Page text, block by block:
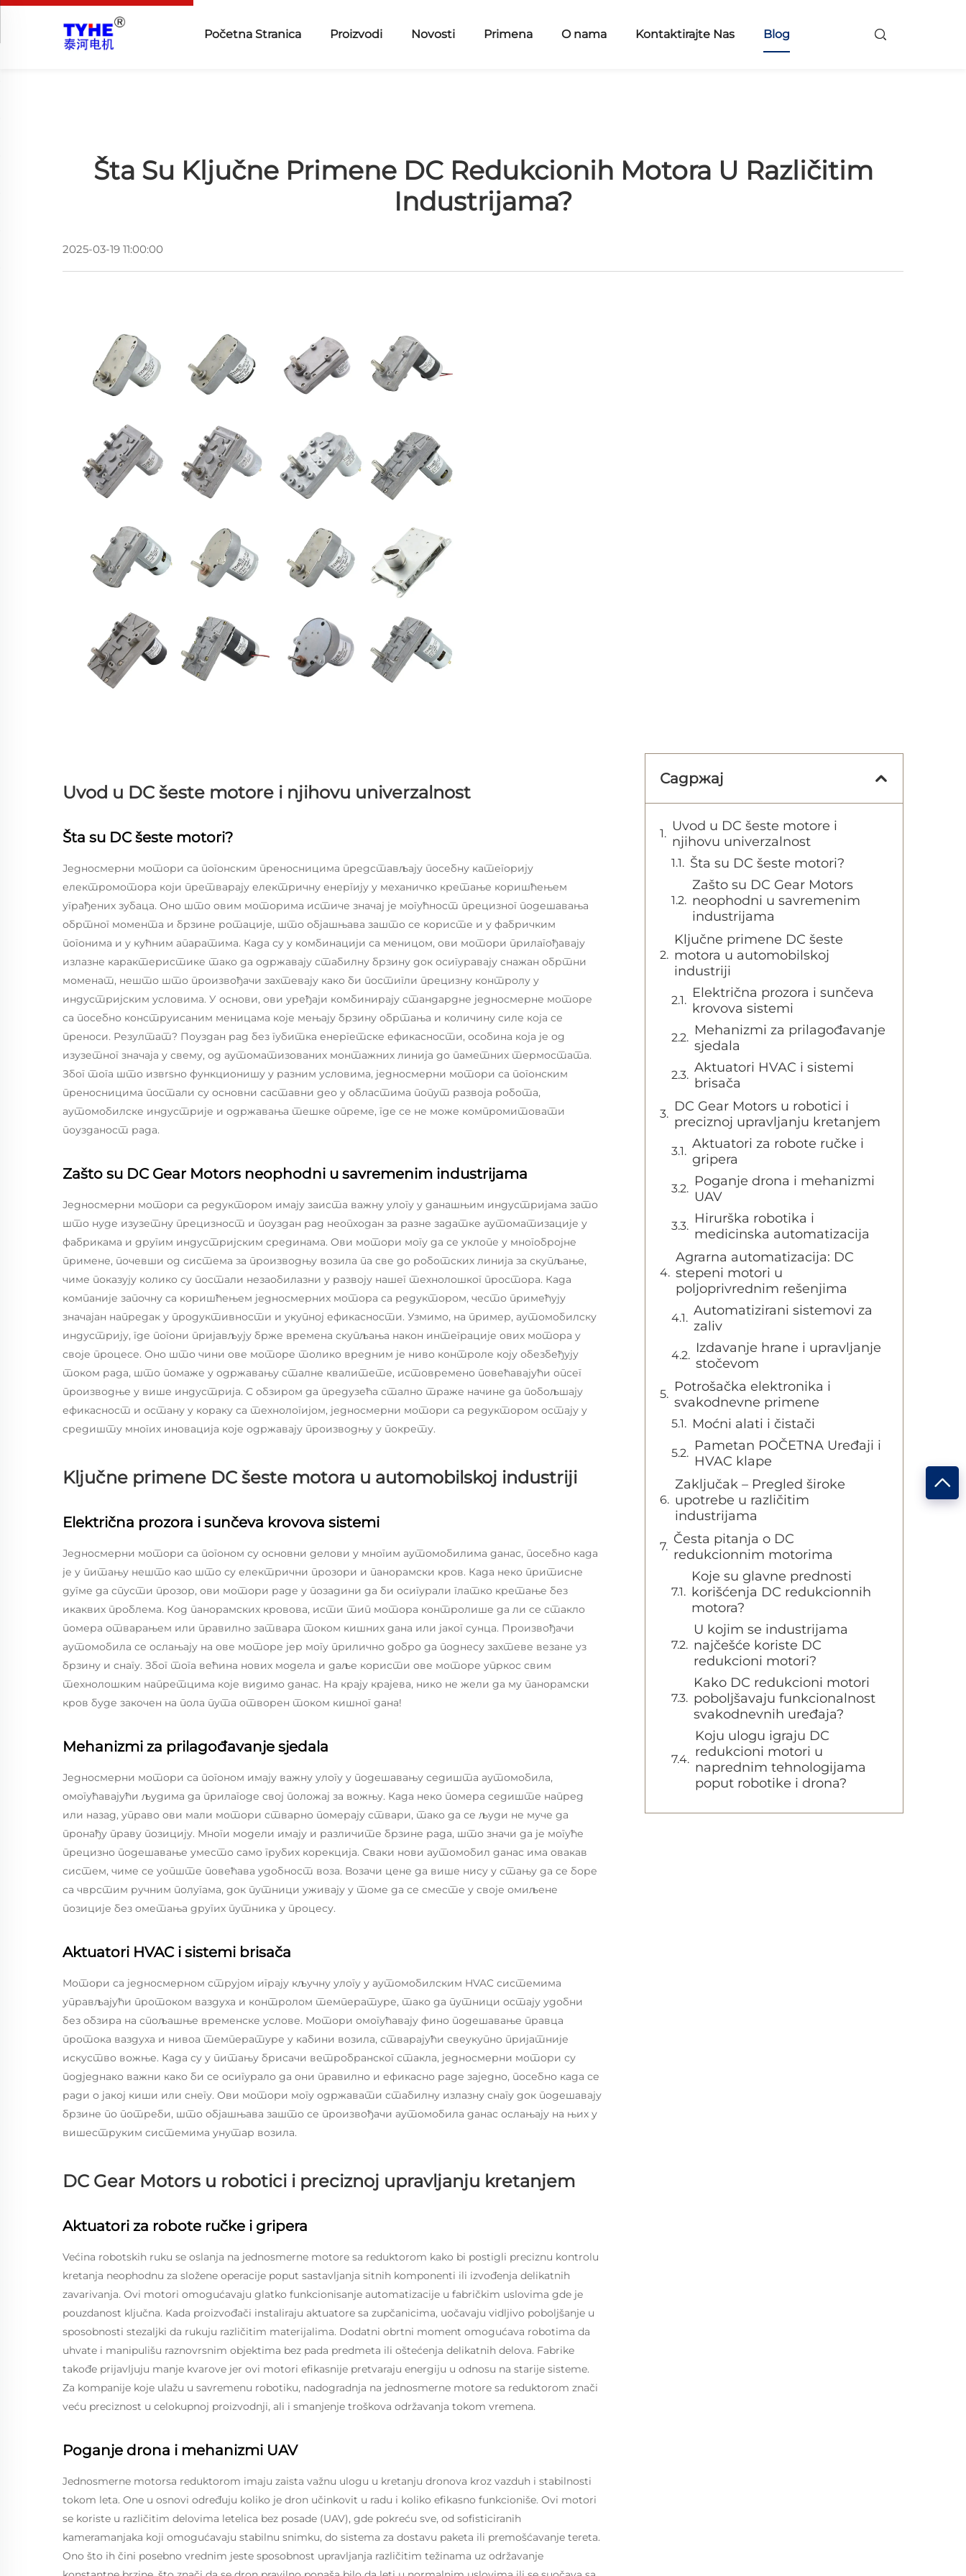
Početna Stranica Proizvodi Novosti Primena O nama Kontaktirajte Nas Blog
Šta Su Ključne Primene DC Redukcionih Motora U Različitim
Industrijama?
2025-03-19 11:00:00
Uvod u DC šeste motore i njihovu univerzalnost
Šta su DC šeste motori?
Једносмерни мотори са погонским преносницима представљају посебну категорију
електромотора који претварају електричну енергију у механичко кретање коришћењем
уграђених зубаца. Оно што овим моторима истиче значај је могућност прецизног подешавања
обртног момента и брзине ротације, што објашњава зашто се користе и у фабричким
погонима и у кућним апаратима. Када су у комбинацији са меницом, ови мотори прилагођавају
излазне карактеристике тако да одржавају стабилну брзину док осигуравају снажан обртни
моменат, нешто што произвођачи захтевају како би постигли прецизну контролу у
индустријским условима. У основи, ови уређаји комбинирају стандардне једносмерне моторе
са посебно конструисаним меницама које мењају брзину обртања и количину силе која се
преноси. Резултат? Поуздан рад без губитка енергетске ефикасности, особина која је од
изузетног значаја у свему, од аутоматизованих монтажних линија до паметних термостата.
Због тога што извrsно функционишу у разним условима, једносмерни мотори са погонским
преносницима постали су основни саставни део у областима попут развоја робота,
аутомобилске индустрије и одржавања тешке опреме, где се не може компромитовати
поузданост рада.
Zašto su DC Gear Motors neophodni u savremenim industrijama
Једносмерни мотори са редуктором имају заиста важну улогу у данашњим индустријама зато
што нуде изузетну прецизност и поуздан рад неопходан за разне задатке аутоматизације у
фабрикама и другим индустријским срединама. Ови мотори могу да се уклопе у многобројне
примене, почевши од система за производњу возила па све до роботских линија за скупљање,
чиме показују колико су постали незаобилазни у развоју нашег технолошког простора. Када
компаније започну са коришћењем једносмерних мотора са редуктором, често примећују
значајан напредак у продуктивности и укупној ефикасности. Узмимо, на пример, аутомобилску
индустрију, где погони пријављују брже времена скупљања након интеграције ових мотора у
своје процесе. Оно што чини ове моторе толико вредним је ниво контроле коју обезбеђују
током рада, што помаже у одржавању сталне квалитете, истовремено повећавајући опсег
производње у више индустрија. С обзиром да предузећа стално траже начине да побољшају
ефикасност и остану у кораку са технологијом, једносмерни мотори са редуктором остају у
средишту многих иновација које одржавају производњу у покрету.
Ključne primene DC šeste motora u automobilskoj industriji
Električna prozora i sunčeva krovova sistemi
Једносмерни мотори са погоном су основни делови у многим аутомобилима данас, посебно када
је у питању нешто као што су електрични прозори и панорамски кров. Када неко притисне
дугме да спусти прозор, ови мотори раде у позадини да би осигурали глатко кретање без
икаквих проблема. Код панорамских кровова, исти тип мотора контролише да ли се стакло
помера отварањем или правилно затвара током кишних дана или јаког сунца. Произвођачи
аутомобила се ослањају на ове моторе јер могу прилично добро да поднесу захтеве везане уз
брзину и снагу. Због тога већина нових модела и даље користи ове моторе упркос свим
технолошким напретцима које видимо данас. На крају крајева, нико не жели да му панорамски
кров буде закочен на пола пута отворен током кишног дана!
Mehanizmi za prilagođavanje sjedala
Једносмерни мотори са погоном имају важну улогу у подешавању седишта аутомобила,
омогућавајући људима да прилагоде свој положај за вожњу. Када неко помера седиште напред
или назад, управо ови мали мотори стварно померају ствари, тако да се људи не муче да
пронађу праву позицију. Многи модели имају и различите брзине рада, што значи да је могуће
прецизно подешавање уместо само грубих корекција. Сваки нови аутомобил данас има овакав
систем, чиме се уопште повећава удобност воза. Возачи цене да више нису у стању да се боре
са чврстим ручним полугама, док путници уживају у томе да се сместе у своје омиљене
позиције без ометања других путника у процесу.
Aktuatori HVAC i sistemi brisača
Мотори са једносмерном струјом играју кључну улогу у аутомобилским HVAC системима
управљајући протоком ваздуха и контролом температуре, тако да путници остају удобни
без обзира на спољашње временске услове. Мотори омогућавају фино подешавање правца
протока ваздуха и нивоа температуре у кабини возила, стварајући свеукупно пријатније
искуство вожње. Када су у питању брисачи ветробранског стакла, једносмерни мотори су
подједнако важни како би се осигурало да они правилно и ефикасно раде заједно, посебно када се
ради о јакој киши или снегу. Ови мотори могу одржавати стабилну излазну снагу док подешавају
брзине по потреби, што објашњава зашто се произвођачи аутомобила данас ослањају на њих у
вишеструким системима унутар возила.
DC Gear Motors u robotici i preciznoj upravljanju kretanjem
Aktuatori za robote ručke i gripera
Većina robotskih ruku se oslanja na jednosmerne motore sa reduktorom kako bi postigli preciznu kontrolu
kretanja neophodnu za složene operacije poput sastavljanja sitnih komponenti ili izvođenja delikatnih
zavarivanja. Ovi motori omogućavaju glatko funkcionisanje automatizacije u fabričkim uslovima gde je
pouzdanost ključna. Kada proizvođači instaliraju aktuatore sa zupčanicima, uočavaju vidljivo poboljšanje u
sposobnosti stezaljki da rukuju različitim materijalima. Dodatni obrtni moment omogućava robotima da
uhvate i manipulišu raznovrsnim objektima bez pada predmeta ili oštećenja delikatnih delova. Fabrike
takođe prijavljuju manje kvarove jer ovi motori efikasnije pretvaraju energiju u odnosu na starije sisteme.
Za kompanije koje ulažu u savremenu robotiku, nadogradnja na jednosmerne motore sa reduktorom znači
veću preciznost u celokupnoj proizvodnji, ali i smanjenje troškova održavanja tokom vremena.
Poganje drona i mehanizmi UAV
Jednosmerne motorsa reduktorom imaju zaista važnu ulogu u kretanju dronova kroz vazduh i stabilnosti
tokom leta. One u osnovi određuju koliko je dron učinkovit u radu i koliko efikasno funkcioniše. Ovi motori
se koriste u različitim delovima letelica bez posade (UAV), gde pokreću sve, od sofisticiranih
kameramanjaka koji omogućavaju stabilnu snimku, do sistema za dostavu paketa ili premošćavanje tereta.
Ono što ih čini posebno vrednim jeste sposobnost upravljanja različitim težinama uz održavanje
Садржај
Uvod u DC šeste motore i
njihovu univerzalnost
Šta su DC šeste motori?
Zašto su DC Gear Motors
neophodni u savremenim
industrijama
Ključne primene DC šeste
motora u automobilskoj
industriji
Električna prozora i sunčeva
krovova sistemi
Mehanizmi za prilagođavanje
sjedala
Aktuatori HVAC i sistemi
brisača
DC Gear Motors u robotici i
preciznoj upravljanju kretanjem
Aktuatori za robote ručke i
gripera
Poganje drona i mehanizmi
UAV
Hirurška robotika i
medicinska automatizacija
Agrarna automatizacija: DC
stepeni motori u
poljoprivrednim rešenjima
Automatizirani sistemovi za
zaliv
Izdavanje hrane i upravljanje
stočevom
Potrošačka elektronika i
svakodnevne primene
Moćni alati i čistači
Pametan POČETNA Uređaji i
HVAC klape
Zaključak – Pregled široke
upotrebe u različitim
industrijama
Česta pitanja o DC
redukcionnim motorima
Koje su glavne prednosti
korišćenja DC redukcionnih
motora?
U kojim se industrijama
najčešće koriste DC
redukcioni motori?
Kako DC redukcioni motori
poboljšavaju funkcionalnost
svakodnevnih uređaja?
Koju ulogu igraju DC
redukcioni motori u
naprednim tehnologijama
poput robotike i drona?